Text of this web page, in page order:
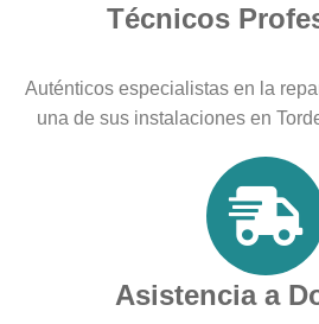
Técnicos
Auténticos especialistas en la
una de sus instalaciones en
Asistencia a